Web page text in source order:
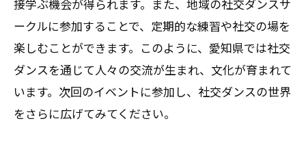
接学ぶ機会が得られます。また、地域の社交ダンスサ
ークルに参加することで、定期的な練習や社交の場を
楽しむことができます。このように、愛知県では社交
ダンスを通じて人々の交流が生まれ、文化が育まれて
います。次回のイベントに参加し、社交ダンスの世界
をさらに広げてみてください。